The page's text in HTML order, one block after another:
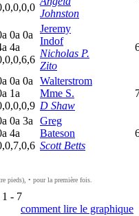
Johnston
a 0a 0a
a 4a
Jeremy
Indof
Nicholas P.
Zito
a 0a 0a
a 1a
Walterstrom
Mme S.
D Shaw
a 0a 3a
a 4a
Greg
Bateson
Scott Betts
pieds), • pour la première fois.
1 - 7
comment lire le graphique